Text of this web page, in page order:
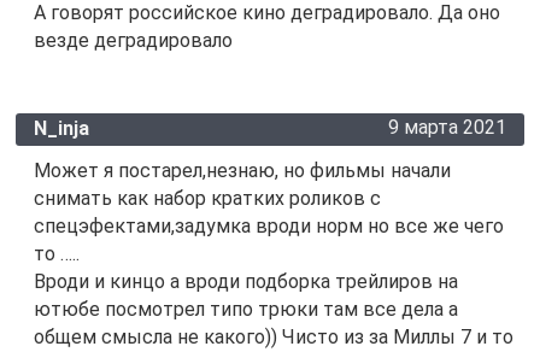
А говорят российское кино деградировало. Да оно
везде деградировало
N_inja
9 марта 2021
Может я постарел,незнаю, но фильмы начали
снимать как набор кратких роликов с
спецэфектами,задумка вроди норм но все же чего
то …..
Вроди и кинцо а вроди подборка трейлиров на
ютюбе посмотрел типо трюки там все дела а
общем смысла не какого)) Чисто из за Миллы 7 и то